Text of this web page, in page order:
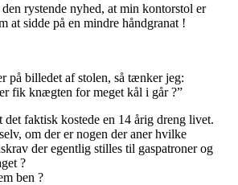
rystende nyhed, at min kontorstol er
at sidde på en mindre håndgranat !
på billedet af stolen, så tænker jeg:
fik knægten for meget kål i går ?”
det faktisk kostede en 14 årig dreng livet.
om der er nogen der aner hvilke
der egentlig stilles til gaspatroner og
?
ben ?